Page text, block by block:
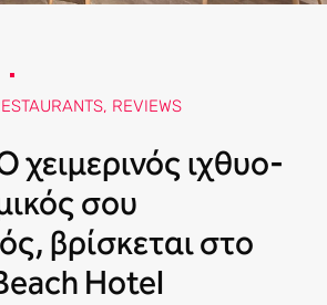
, REVIEWS
χειμερινός ιχθυο-
σου
βρίσκεται στο
Hotel